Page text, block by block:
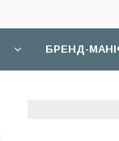
БРЕНД-